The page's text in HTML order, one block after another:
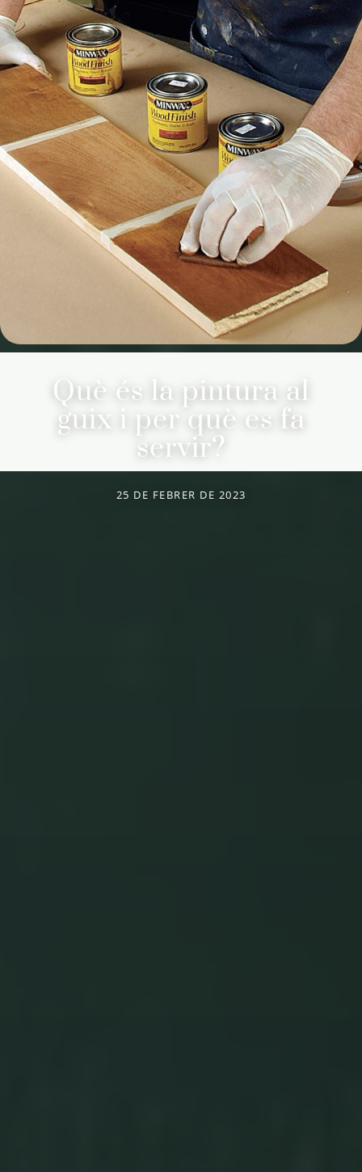
Què és la pintura al
guix i per què es fa
servir?
25 DE FEBRER DE 2023